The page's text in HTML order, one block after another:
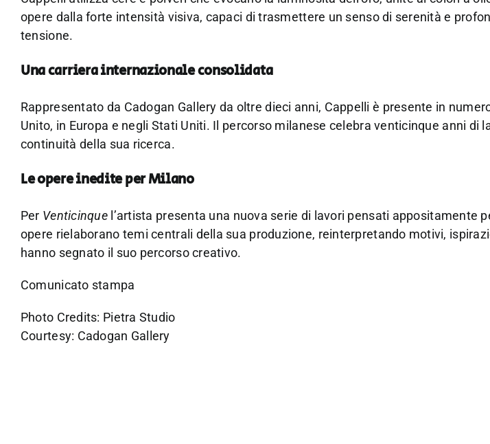
opere dalla forte intensità visiva, capaci di trasmettere un senso di serenità e
tensione.
Una carriera internazionale consolidata
Rappresentato da Cadogan Gallery da oltre dieci anni, Cappelli è presente in
Unito, in Europa e negli Stati Uniti. Il percorso milanese celebra venticinque anni di
continuità della sua ricerca.
Le opere inedite per Milano
Per Venticinque l’artista presenta una nuova serie di lavori pensati appositamente
opere rielaborano temi centrali della sua produzione, reinterpretando motivi,
hanno segnato il suo percorso creativo.
Comunicato stampa
Photo Credits: Pietra Studio
Courtesy: Cadogan Gallery